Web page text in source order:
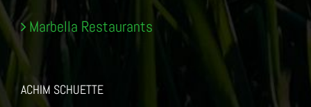
Marbella Restaurants
ACHIM SCHUETTE